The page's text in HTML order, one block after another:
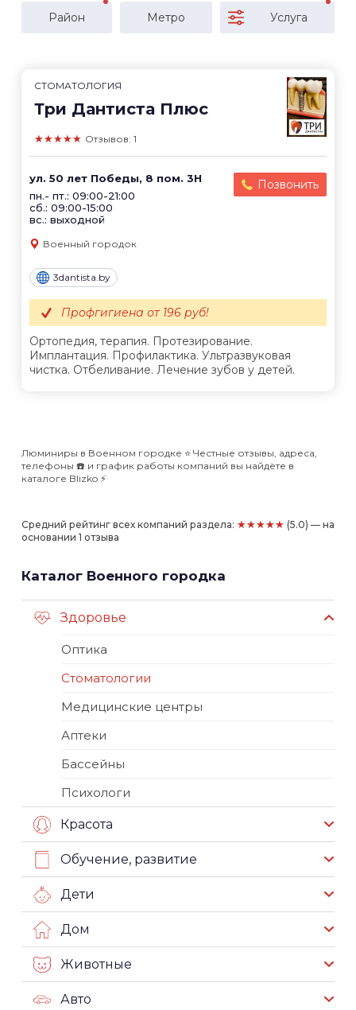
Район Метро Услуга
СТОМАТОЛОГИЯ
Три Дантиста Плюс
★★★★★ Отзывов: 1
ул. 50 лет Победы, 8 пом. 3Н
пн.- пт.: 09:00-21:00
сб.: 09:00-15:00
вс.: выходной
Позвонить
Военный городок
3dantista.by
Ортопедия, терапия. Протезирование.
Имплантация. Профилактика. Ультразвуковая
чистка. Отбеливание. Лечение зубов у детей.
Профгигиена от 196 руб!
Люминиры в Военном городке ⭐️ Честные отзывы, адреса,
телефоны ☎️ и график работы компаний вы найдёте в
каталоге Blizko ⚡️
Средний рейтинг всех компаний раздела: ★★★★★ (5.0) — на
основании 1 отзыва
Каталог Военного городка
Здоровье
Оптика
Стоматологии
Медицинские центры
Аптеки
Бассейны
Психологи
Красота
Обучение, развитие
Дети
Дом
Животные
Авто